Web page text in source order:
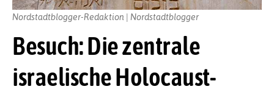
Besuch: Die zentrale
israelische Holocaust-
Nordstadtblogger-Redaktion | Nordstadtblogger